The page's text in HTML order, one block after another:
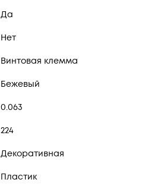
Да
Нет
Винтовая клемма
Бежевый
0.063
224
Декоративная
Пластик